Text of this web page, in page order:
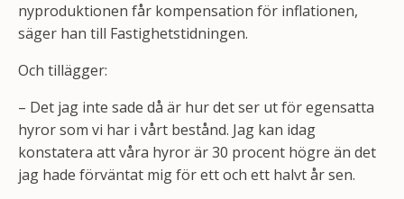
nyproduktionen får kompensation för inflationen,
säger han till Fastighetstidningen.
Och tillägger:
– Det jag inte sade då är hur det ser ut för egensatta
hyror som vi har i vårt bestånd. Jag kan idag
konstatera att våra hyror är 30 procent högre än det
jag hade förväntat mig för ett och ett halvt år sen.